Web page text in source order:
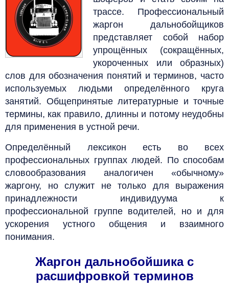
трассе. Профессиональный
жаргон дальнобойщиков
представляет собой набор
упрощённых (сокращённых,
укороченных или образных)
слов для обозначения понятий и терминов, часто
используемых людьми определённого круга
занятий. Общепринятые литературные и точные
термины, как правило, длинны и потому неудобны
для применения в устной речи.
Определённый лексикон есть во всех
профессиональных группах людей. По способам
словообразования аналогичен «обычному»
жаргону, но служит не только для выражения
принадлежности индивидуума к
профессиональной группе водителей, но и для
ускорения устного общения и взаимного
понимания.
Жаргон дальнобойшика с
расшифровкой терминов